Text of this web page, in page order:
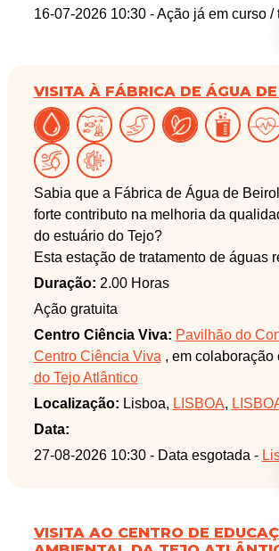
Para além de conhecer o importante
Fábrica de Água tem na gestão do
venha também conhecer o rio
Águas do Tejo Atlântico e do
16-07-2026 10:30 - Ação já em curso /
VISITA À FÁBRICA DE ÁGUA
Sabia que a Fábrica de Água de
forte contributo na melhoria da
do estuário do Tejo?
Esta estação de tratamento de águas
(ETAR) é um excelente exemplo de
circular. Na Fábrica de Água de
tratada é reciclada e valorizada, sendo
para rega dos espaços verdes do
Nações e de todo o Parque Tejo,
devolvida ao estuário. As lamas, após
são encaminhadas para valorização
permitem ainda a produção de energia.
O objetivo da visita é apresentar uma
águas residuais urbanas de parte dos
Duração: 2.00 Horas
Ação gratuita
Centro Ciência Viva: Pavilhão do
Centro Ciência Viva, em colaboração
do Tejo Atlântico
Localização: Lisboa, LISBOA,
Data:
27-08-2026 10:30 - Data esgotada -
VISITA AO CENTRO DE